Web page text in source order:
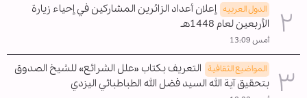
الدول العربیه إعلان أعداد الزائرين المشاركين في إحياء زيارة
الأربعين لعام 1448هـ
أمس 13:09
المواضیع الثقافية التعريف بكتاب «علل الشرائع» للشيخ الصدوق
بتحقيق آية الله السيد فضل الله الطباطبائي اليزدي